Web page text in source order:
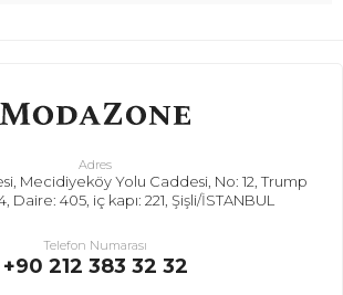
Adres
Mecidiyeköy Yolu Caddesi, No: 12, Trump
Daire: 405, iç kapı: 221, Şişli/İSTANBUL
Telefon Numarası
+90 212 383 32 32